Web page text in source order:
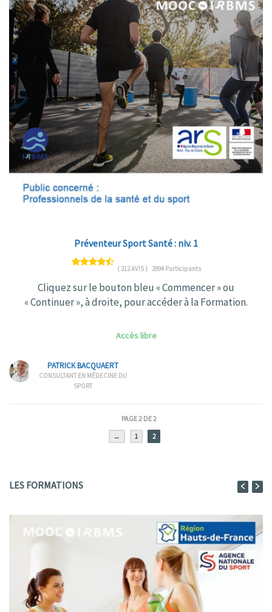
Préventeur Sport Santé : niv. 1
( 212 AVIS ) 2994 Participants
Cliquez sur le bouton bleu « Commencer » ou
« Continuer », à droite, pour accéder à la Formation.
Accès libre
PATRICK BACQUAERT
CONSULTANT EN MÉDECINE DU
SPORT
PAGE 2 DE 2
← 1 2
LES FORMATIONS